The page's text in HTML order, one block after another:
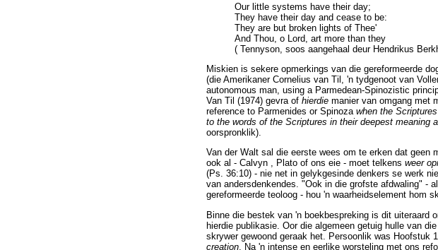
Our little systems have their day;
They have their day and cease to be:
They are but broken lights of Thee'
And Thou, o Lord, art more than they
( Tennyson, soos aangehaal deur Hendrikus
Miskien is sekere opmerkings van die gereformeerde
(die Amerikaner Cornelius van Til, 'n tydgenoot van
autonomous man, using a Parmedean-Spinozistic
Van Til (1974) gevra of hierdie manier van omgang met
reference to Parmenides or Spinozawhen the
to the words of the Scriptures in their deepest meaning
oorspronklik).
Van der Walt sal die eerste wees om te erken dat
ook al - Calvyn , Plato of ons eie - moet telkens weer
(Ps. 36:10) - nie net in gelykgesinde denkers se werk
van andersdenkendes. "Ook in die grofste afdwaling" -
gereformeerde teoloog - hou 'n waarheidselement hom
Binne die bestek van 'n boekbespreking is dit uiteraard
hierdie publikasie. Oor die algemeen getuig hulle van
skrywer gewoond geraak het. Persoonlik was Hoofstuk
creation . Na 'n intense en eerlike worsteling met ons